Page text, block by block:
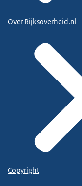
Over Rijksoverheid.nl
Copyright